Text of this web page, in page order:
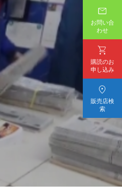

お問い合
わせ

購読のお
申し込み

販売店検
索